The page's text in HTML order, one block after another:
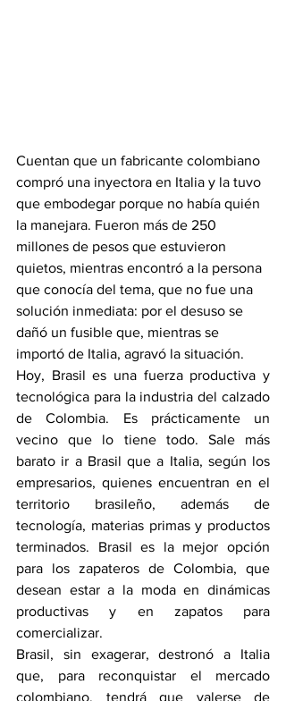
Cuentan que un fabricante colombiano
compró una inyectora en Italia y la tuvo
que embodegar porque no había quién
la manejara. Fueron más de 250
millones de pesos que estuvieron
quietos, mientras encontró a la persona
que conocía del tema, que no fue una
solución inmediata: por el desuso se
dañó un fusible que, mientras se
importó de Italia, agravó la situación.
Hoy, Brasil es una fuerza productiva y
tecnológica para la industria del calzado
de Colombia. Es prácticamente un
vecino que lo tiene todo. Sale más
barato ir a Brasil que a Italia, según los
empresarios, quienes encuentran en el
territorio brasileño, además de
tecnología, materias primas y productos
terminados. Brasil es la mejor opción
para los zapateros de Colombia, que
desean estar a la moda en dinámicas
productivas y en zapatos para
comercializar.
Brasil, sin exagerar, destronó a Italia
que, para reconquistar el mercado
colombiano, tendrá que valerse de